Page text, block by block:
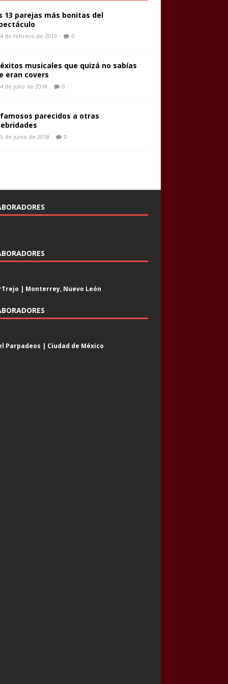
13 parejas más bonitas del
de febrero de 2019 0
musicales que quizá no sabías
eran covers
de julio de 2018 0
famosos parecidos a otras
de junio de 2018 0
| Monterrey, Nuevo León
Parpadeos | Ciudad de México